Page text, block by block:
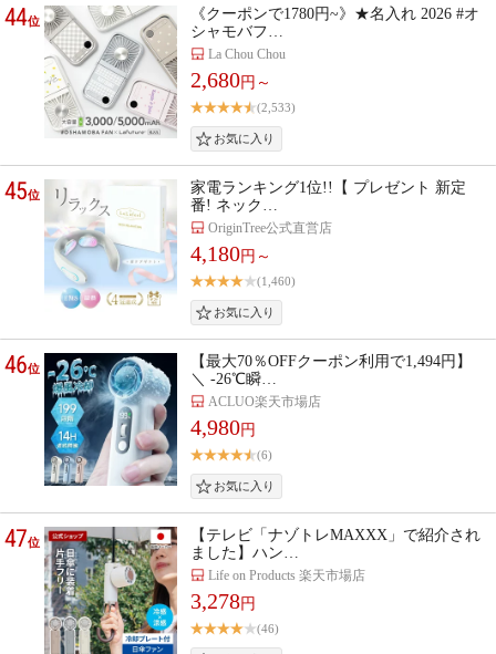
44位
《クーポンで1780円~》★名入れ 2026 #オ
シャモバフ…
La Chou Chou
2,680円～
(2,533)
45位
家電ランキング1位!!【 プレゼント 新定
番! ネック…
OriginTree公式直営店
4,180円～
(1,460)
46位
【最大70％OFFクーポン利用で1,494円】
＼ ‐26℃瞬…
ACLUO楽天市場店
4,980円
(6)
47位
【テレビ「ナゾトレMAXXX」で紹介され
ました】ハン…
Life on Products 楽天市場店
3,278円
(46)